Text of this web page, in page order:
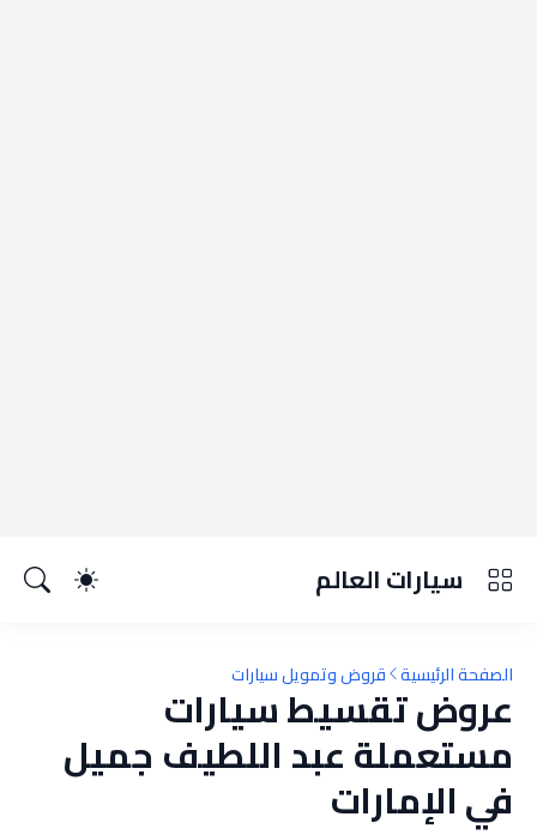
سيارات العالم
الصفحة الرئيسية قروض وتمويل سيارات
عروض تقسيط سيارات
مستعملة عبد اللطيف جميل
في الإمارات